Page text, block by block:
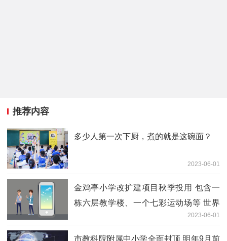
推荐内容
多少人第一次下厨，煮的就是这碗面？
2023-06-01
金鸡亭小学改扩建项目秋季投用 包含一
栋六层教学楼、一个七彩运动场等 世界
2023-06-01
市教科院附属中小学全面封顶 明年9月前